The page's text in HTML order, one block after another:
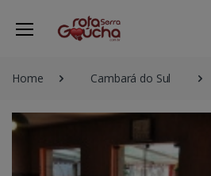
Home Cambará do Sul